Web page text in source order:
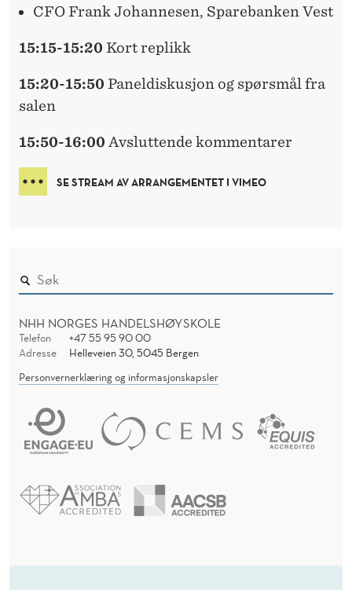
CFO Frank Johannesen, Sparebanken Vest
15:15-15:20 Kort replikk
15:20-15:50 Paneldiskusjon og spørsmål fra
salen
15:50-16:00 Avsluttende kommentarer
SE STREAM AV ARRANGEMENTET I VIMEO
NHH NORGES HANDELSHØYSKOLE
Telefon
+47 55 95 90 00
Adresse
Helleveien 30, 5045 Bergen
Personvernerklæring og informasjonskapsler